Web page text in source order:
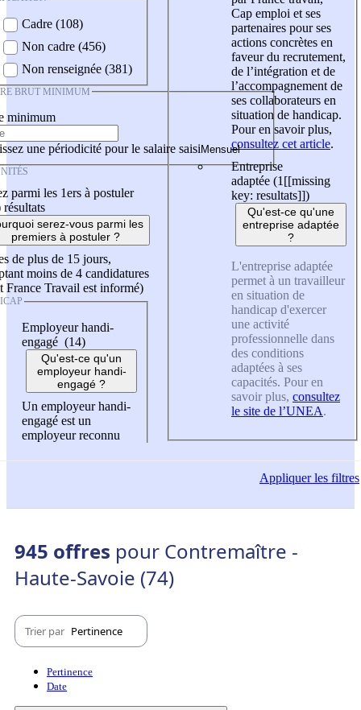
Cadre (108)
Non cadre (456)
Non renseignée (381)
BRUT MINIMUM
minimum
une périodicité pour le salaire saisi
parmi les 1ers à postuler
résultats
serez-vous parmi les
premiers à postuler ?
de plus de 15 jours,
moins de 4 candidatures
France Travail est informé)
Employeur handi-
engagé (14)
Qu'est-ce qu'un
employeur handi-
engagé ?
Un employeur handi-
engagé est un
employeur reconnu
Cap emploi et ses
partenaires pour ses
actions concrètes en
faveur du recrutement,
de l’intégration et de
l’accompagnement de
ses collaborateurs en
situation de handicap.
Pour en savoir plus,
consultez cet article.
Entreprise
adaptée (1 [[missing
key: resultats]])
Qu'est-ce qu'une
entreprise adaptée
?
L'entreprise adaptée
permet à un travailleur
en situation de
handicap d'exercer
une activité
professionnelle dans
des conditions
adaptées à ses
capacités. Pour en
savoir plus, consultez
le site de l’UNEA.
Appliquerles filtres
945 offres pour Contremaître -
Haute-Savoie (74)
Trier par Pertinence
Pertinence
Date